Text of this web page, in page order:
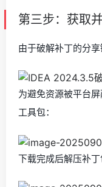
第三步：获取
由于破解补丁的分
为避免资源被平台
工具包：
下载完成后解压补丁